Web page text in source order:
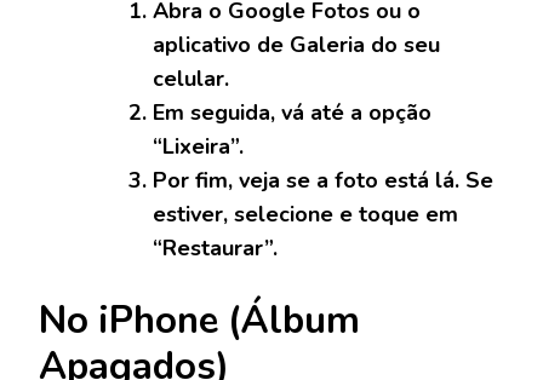
Abra o Google Fotos ou o
aplicativo de Galeria do seu
celular.
Em seguida, vá até a opção
“Lixeira”.
Por fim, veja se a foto está lá. Se
estiver, selecione e toque em
“Restaurar”.
No iPhone (Álbum
Apagados)